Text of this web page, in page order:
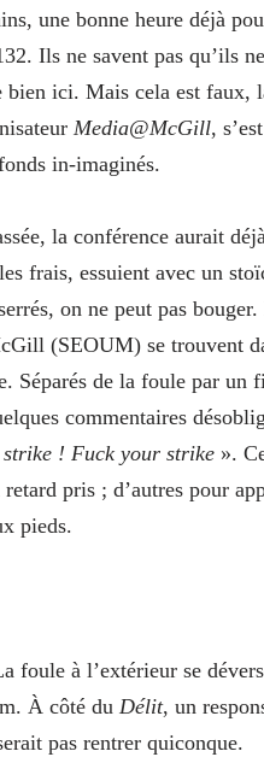
une bonne heure déjà
Ils ne savent pas qu’ils
ici. Mais cela est faux,
Media@McGill,
in-imaginés.
la conférence aurait
frais, essuient avec un
on ne peut pas
(SEOUM) se trouvent
Séparés de la foule par
commentaires
! Fuck your strike ».
pris ; d’autres pour
pieds.
foule à l’extérieur se
À côté du Délit, un
pas rentrer quiconque.